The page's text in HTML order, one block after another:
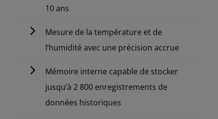
10 ans
Mesure de la température et de
l’humidité avec une précision accrue
Mémoire interne capable de stocker
jusqu’à 2 800 enregistrements de
données historiques